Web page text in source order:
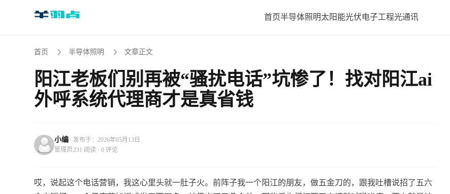
首页半导体照明太阳能光伏电子工程光通讯
首页 半导体照明 文章正文
阳江老板们别再被“骚扰电话”坑惨了！找对阳江ai
外呼系统代理商才是真省钱
小编
管理员
发布于：2026年05月13日
231 阅读 · 0 评论
哎，说起这个电话营销，我这心里头就一肚子火。前阵子我一个阳江的朋友，做五金刀的，跟我吐槽说招了五六